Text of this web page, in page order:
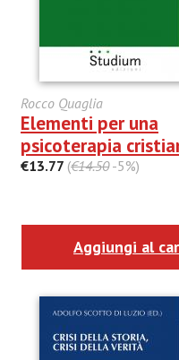
Rocco Quaglia
Elementi per una
psicoterapia
€13.77 (€14.50-5%)
Aggiungi al